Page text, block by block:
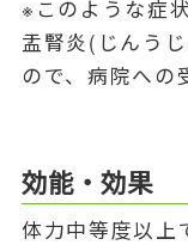
※このような症
盂腎炎(じんう
ので、病院への
効能・効果
体力中等度以上